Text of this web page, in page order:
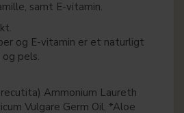
samt E-vitamin.
og E-vitamin er et naturligt
pels.
Ammonium Laureth
Vulgare Germ Oil, *Aloe